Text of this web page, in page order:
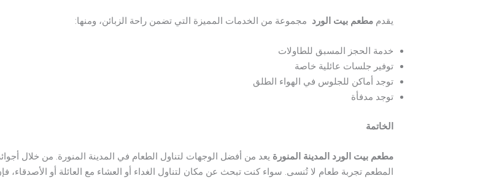
يقدممطعم بيت الورد مجموعة من الخدمات المميزة التي تضمن راحة الزبائن، ومنها:
خدمة الحجز المسبق للطاولات
توفير جلسات عائلية خاصة
توجد أماكن للجلوس في الهواء الطلق
توجد مدفأة
الخاتمة
مطعم بيت الورد المدينة المنورة يعد من أفضل الوجهات لتناول الطعام في المدينة المنورة. من خلال
المطعم تجربة طعام لا تُنسى. سواء كنت تبحث عن مكان لتناول الغداء أو العشاء مع العائلة أو الأصدقاء،